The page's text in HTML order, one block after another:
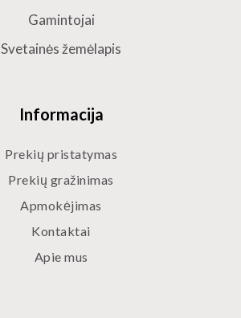
Informacija
Prekių pristatymas
Prekių gražinimas
Apmokėjimas
Kontaktai
Apie mus
Gamintojai
Svetainės žemėlapis